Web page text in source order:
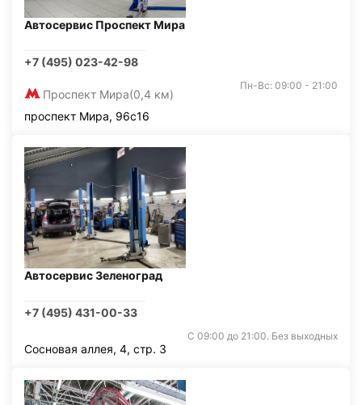
Автосервис Проспект Мира
+7 (495) 023-42-98
Проспект Мира(0,4 км)
Пн-Вс: 09:00 - 21:00
проспект Мира, 96с16
Автосервис Зеленоград
+7 (495) 431-00-33
С 09:00 до 21:00. Без выходных
Сосновая аллея, 4, стр. 3